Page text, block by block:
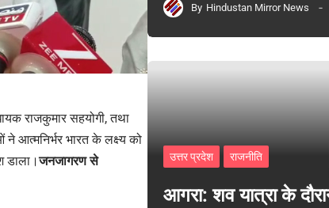
राजकुमार सहयोगी, तथा
आत्मनिर्भर भारत के लक्ष्य को
डाला।जनजागरण से
By Hindustan Mirror News
उत्तर प्रदेश राजनीति
आगरा: शव यात्रा के